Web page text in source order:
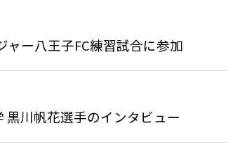
ー八王子FC練習試合に参加
川帆花選手のインタビュー